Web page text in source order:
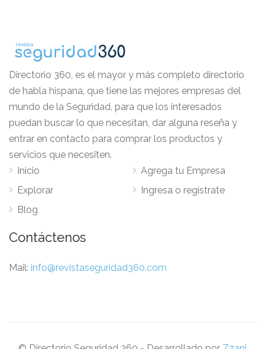
Directorio 360, es el mayor y más completo directorio
de habla hispana, que tiene las mejores empresas del
mundo de la Seguridad, para que los interesados
puedan buscar lo que necesitan, dar alguna reseña y
entrar en contacto para comprar los productos y
servicios que necesiten.
Inicio
Explorar
Blog
Agrega tu Empresa
Ingresa o regístrate
Contáctenos
Mail: info@revistaseguridad360.com